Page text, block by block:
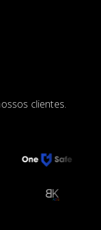
clientes.